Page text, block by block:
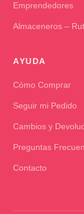
Emprendedores
Almaceneros –
AYUDA
Cómo Comprar
Seguir mi Pedido
Cambios y
Preguntas
Contacto